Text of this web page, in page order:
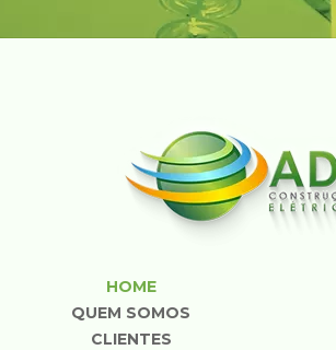
HOME
QUEM SOMOS
CLIENTES